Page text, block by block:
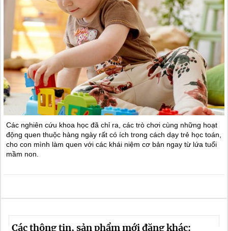
Các nghiên cứu khoa học đã chỉ ra, các trò chơi cùng những hoạt
động quen thuộc hàng ngày rất có ích trong cách dạy trẻ học toán,
cho con mình làm quen với các khái niệm cơ bản ngay từ lứa tuổi
mầm non.
Các thông tin, sản phẩm mới đăng khác: